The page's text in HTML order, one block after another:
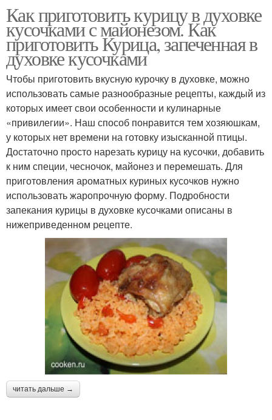
Как приготовить курицу в духовке
кусочками с майонезом. Как
приготовить Курица, запеченная в
духовке кусочками
Чтобы приготовить вкусную курочку в духовке, можно
использовать самые разнообразные рецепты, каждый из
которых имеет свои особенности и кулинарные
«привилегии». Наш способ понравится тем хозяюшкам,
у которых нет времени на готовку изысканной птицы.
Достаточно просто нарезать курицу на кусочки, добавить
к ним специи, чесночок, майонез и перемешать. Для
приготовления ароматных куриных кусочков нужно
использовать жаропрочную форму. Подробности
запекания курицы в духовке кусочками описаны в
нижеприведенном рецепте.
читать дальше →